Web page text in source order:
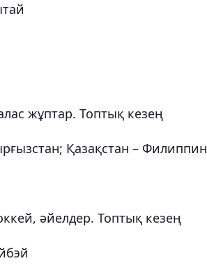
жұптар. Топтық кезең
Қазақстан – Филиппин
әйелдер. Топтық кезең